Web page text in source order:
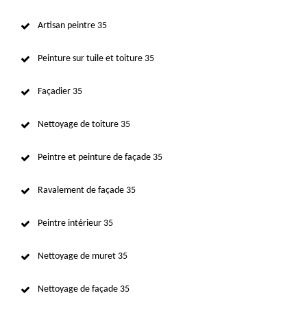
Artisan peintre 35
Peinture sur tuile et toiture 35
Façadier 35
Nettoyage de toiture 35
Peintre et peinture de façade 35
Ravalement de façade 35
Peintre intérieur 35
Nettoyage de muret 35
Nettoyage de façade 35